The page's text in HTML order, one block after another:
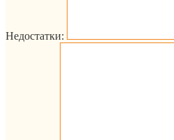
Недостатки: